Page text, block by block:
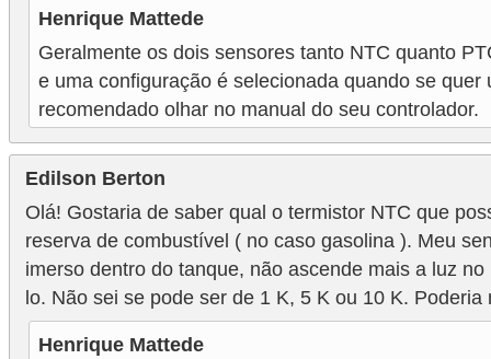
Henrique Mattede
Geralmente os dois sensores tanto NTC quanto
e uma configuração é selecionada quando se
recomendado olhar no manual do seu controlador.
Edilson Berton
Olá! Gostaria de saber qual o termistor NTC que
reserva de combustível ( no caso gasolina ). Meu
imerso dentro do tanque, não ascende mais a luz
lo. Não sei se pode ser de 1 K, 5 K ou 10 K.
Henrique Mattede
e
l
e
t
r
i
c
i
d
a
d